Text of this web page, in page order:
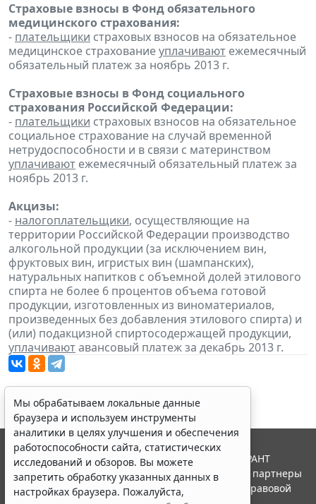
Страховые взносы в Фонд обязательного
медицинского страхования:
- плательщики страховых взносов на обязательное
медицинское страхованиеуплачивают ежемесячный
обязательный платеж за ноябрь 2013 г.
Страховые взносы в Фонд социального
страхования Российской Федерации:
- плательщики страховых взносов на обязательное
социальное страхование на случай временной
нетрудоспособности и в связи с материнством
уплачивают ежемесячный обязательный платеж за
ноябрь 2013 г.
Акцизы:
- налогоплательщики, осуществляющие на
территории Российской Федерации производство
алкогольной продукции (за исключением вин,
фруктовых вин, игристых вин (шампанских),
натуральных напитков с объемной долей этилового
спирта не более 6 процентов объема готовой
продукции, изготовленных из виноматериалов,
произведенных без добавления этилового спирта) и
(или) подакцизной спиртосодержащей продукции,
уплачиваютавансовый платеж за декабрь 2013 г.
Мы обрабатываем локальные данные
браузера и используем инструменты
аналитики в целях улучшения и обеспечения
работоспособности сайта, статистических
исследований и обзоров. Вы можете
запретить обработку указанных данных в
настройках браузера. Пожалуйста,
© ООО "НПП "ГАРАНТ-СЕРВИС", 2026. Система ГАРАНТ
выпускается с 1990 года. Компания "Гарант" и ее партнеры
являются участниками Российской ассоциации правовой